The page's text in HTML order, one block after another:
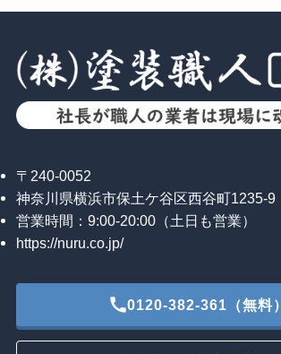
〒240-0052
神奈川県横浜市保土ケ谷区西谷町1235-9
営業時間：9:00-20:00（土日も営業）
https://nuru.co.jp/
0120-382-361（無料）